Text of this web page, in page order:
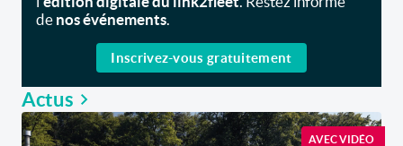
de nos événements
Inscrivez-vous gratuitement
Actus
AVEC VIDÉO